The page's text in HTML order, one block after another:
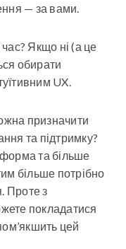
— за вами.
Якщо ні (а це
обирати
UX.
призначити
та підтримку?
та більше
більше потрібно
Проте з
покладатися
цей